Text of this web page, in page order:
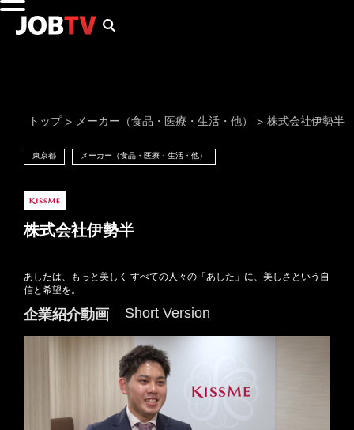
メール通知
LINE通知
トップ > メーカー（食品・医療・生活・他） > 株式会社伊勢半
東京都 メーカー（食品・医療・生活・他）
株式会社伊勢半
あしたは、もっと美しく すべての人々の「あした」に、美しさという自
信と希望を。
企業紹介動画 Short Version
にはプロフィール画像のアップロードが必要です
プロフィール編集する
会員登録する
ログインする ＞